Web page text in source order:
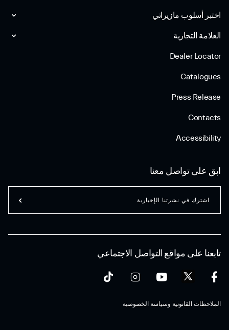
اختبر أسلوب مازیراتي
العلامة التجارية
Dealer Locator
Catalogues
Press Release
Contacts
Accessibility
تابعنا على مواقع التواصل الاجتماعي
الملاحظات القانونية وسياسة الخصوصية
ابق على تواصل معنا
اشترك في نشرتنا الإخبارية